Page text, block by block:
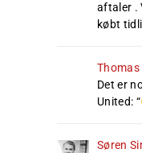
aftaler .
købt
Thomas
Det er
United: “
Søren